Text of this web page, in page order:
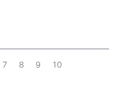
7 8 9 10